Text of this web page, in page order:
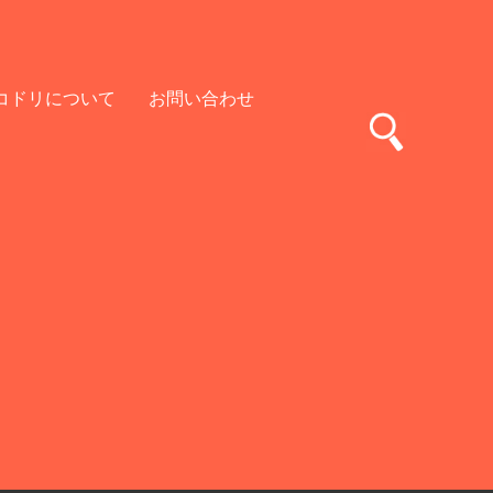
ドリについて お問い合わせ